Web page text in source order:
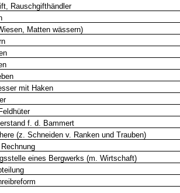
Rauschgifthändler
Matten wässern)
mit Haken
f. d. Bammert
(z. Schneiden v. Ranken und Trauben)
eines Bergwerks (m. Wirtschaft)